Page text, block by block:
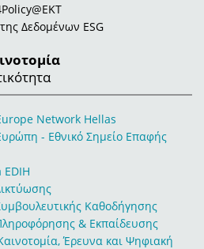
Δεδομένων ESG
Network Hellas
- Εθνικό Σημείο Επαφής
Καθοδήγησης
& Εκπαίδευσης
Έρευνα και Ψηφιακή